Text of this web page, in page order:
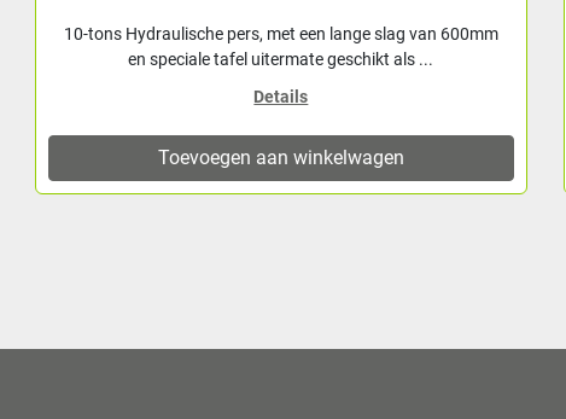
10-tons Hydraulische pers, met een lange slag van 600mm
en speciale tafel uitermate geschikt als ...
Details
Toevoegen aan winkelwagen